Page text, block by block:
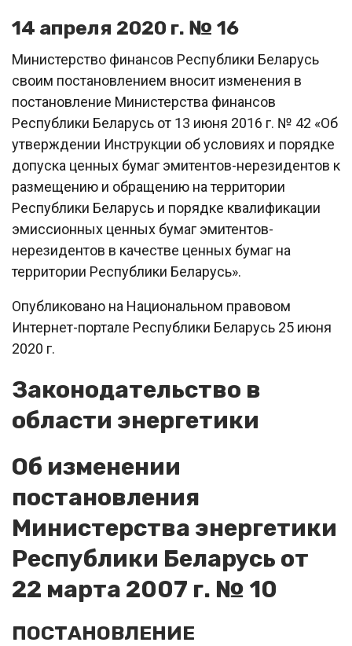
14 апреля 2020 г. № 16
Министерство финансов Республики Беларусь
своим постановлением вносит изменения в
постановление Министерства финансов
Республики Беларусь от 13 июня 2016 г. № 42 «Об
утверждении Инструкции об условиях и порядке
допуска ценных бумаг эмитентов-нерезидентов к
размещению и обращению на территории
Республики Беларусь и порядке квалификации
эмиссионных ценных бумаг эмитентов-
нерезидентов в качестве ценных бумаг на
территории Республики Беларусь».
Опубликовано на Национальном правовом
Интернет-портале Республики Беларусь 25 июня
2020 г.
Законодательство в
области энергетики
Об изменении
постановления
Министерства энергетики
Республики Беларусь от
22 марта 2007 г. № 10
ПОСТАНОВЛЕНИЕ